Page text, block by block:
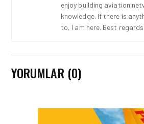
enjoy building aviation
knowledge. If there is
to, I am here. Best
YORUMLAR (0)
HAVACILIK • 06